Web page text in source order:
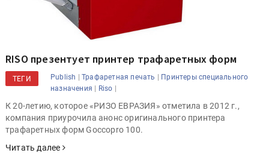
RISO презентует принтер трафаретных форм
ТЕГИ Publish |Трафаретная печать | Принтеры специального
назначения | Riso |
К 20-летию, которое «РИЗО ЕВРАЗИЯ» отметила в 2012 г.,
компания приурочила анонс оригинального принтера
трафаретных форм Goccopro 100.
Читать далее